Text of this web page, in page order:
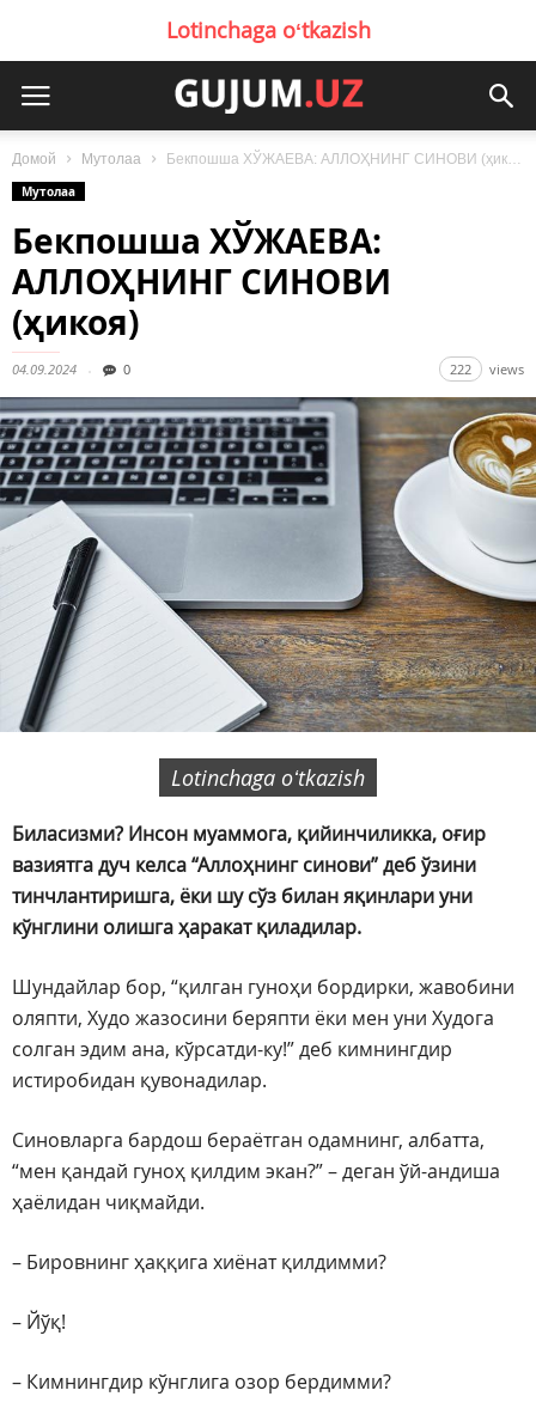
Lotinchaga oʻtkazish
Домой Мутолаа
Бекпошша ХЎЖАЕВА: АЛЛОҲНИНГ СИНОВИ (ҳикоя)
Мутолаа
Бекпошша ХЎЖАЕВА:
АЛЛОҲНИНГ СИНОВИ
(ҳикоя)
04.09.2024 0 222 views
Lotinchaga oʻtkazish
Биласизми? Инсон муаммога, қийинчиликка, оғир
вазиятга дуч келса “Аллоҳнинг синови” деб ўзини
тинчлантиришга, ёки шу сўз билан яқинлари уни
кўнглини олишга ҳаракат қиладилар.
Шундайлар бор, “қилган гуноҳи бордирки, жавобини
оляпти, Худо жазосини беряпти ёки мен уни Худога
солган эдим ана, кўрсатди-ку!” деб кимнингдир
истиробидан қувонадилар.
Синовларга бардош бераётган одамнинг, албатта,
“мен қандай гуноҳ қилдим экан?” – деган ўй-андиша
ҳаёлидан чиқмайди.
– Бировнинг ҳаққига хиёнат қилдимми?
– Йўқ!
– Кимнингдир кўнглига озор бердимми?